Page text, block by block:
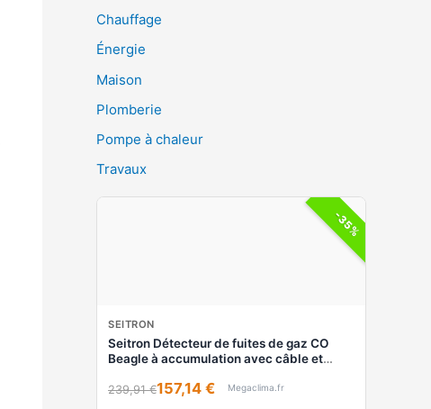
Chauffage
Énergie
Maison
Plomberie
Pompe à chaleur
Travaux
-35%
SEITRON
Seitron Détecteur de fuites de gaz CO
Beagle à accumulation avec câble et
239,91 €157,14 € Megaclima.fr